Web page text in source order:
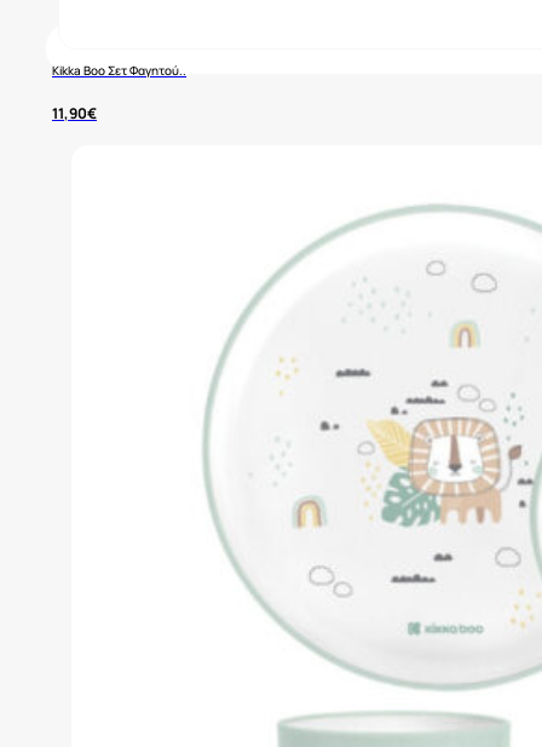
Kikka Boo Σετ Φαγητού..
11,90€